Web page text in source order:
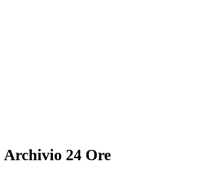
Archivio 24 Ore